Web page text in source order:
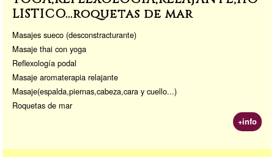
LISTICO...roquetas de mar
Masajes sueco (desconstracturante)
Masaje thai con yoga
Reflexología podal
Masaje aromaterapia relajante
Masaje(espalda,piernas,cabeza,cara y cuello...)
Roquetas de mar
+info